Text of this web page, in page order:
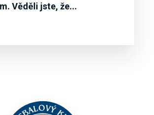
Věděli jste, že...